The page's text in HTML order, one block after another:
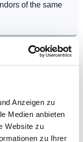
Anzeigen zu
Medien anbieten
Website zu
zu Ihrer
of the same